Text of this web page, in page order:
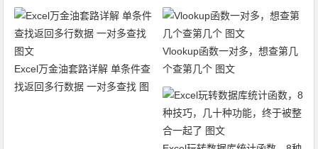
文
图文
Excel万金油套路详解 单条件查
找返回多行数据 一对多查找 图
Vlookup函数一对多，想查第几
个查第几个 图文